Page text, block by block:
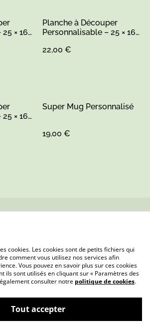
× 16
Planche à Découper
Personnalisable – 25 × 16
22,00 €
× 16
Super Mug Personnalisé
19,00 €
— Bijoux & Cadeaux Faits Main en
cookies. Les cookies sont de petits fichiers qui
comment vous utilisez nos services afin
Vous pouvez en savoir plus sur ces cookies
ils sont utilisés en cliquant sur « Paramètres des
consulter notre politique de cookies.
Tout accepter